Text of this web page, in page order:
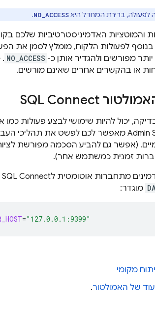
לפעולה, ברירת המחדל היאNO_ACCESS
.
האדמיניסטרטיביות שלכם
בנוסף לפעולות הלקוח, מומלץ לסמן את
מפורשים ולהגדיר אותן כ- NO_ACCESS
.
או בהקשרים אחרים שאינם מורשים.
SQL Connect
יכול להיות שימושי לבצע פעולות כמו
Admin מאפשר לכם לפשט את תהליכי
(אפשר גם להביע הסכמה מפורשת
זמנית כמשתמש אחר).
SQL Connect
מוגדר:
="127.0.0.1:9399"
מקומי
של האמולטור.